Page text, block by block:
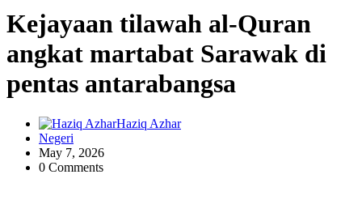
Kejayaan tilawah al-Quran
angkat martabat Sarawak di
pentas antarabangsa
Haziq Azhar
Negeri
May 7, 2026
0 Comments